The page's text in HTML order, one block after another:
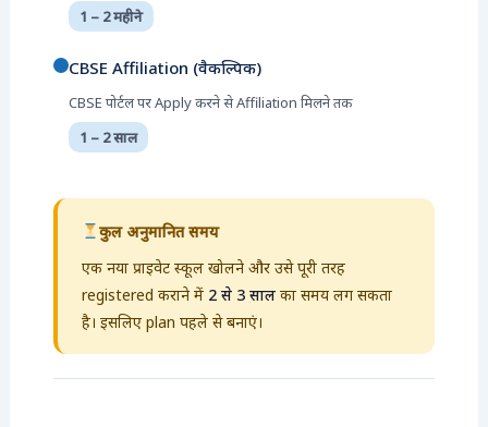
1 – 2 महीने
CBSE Affiliation (वैकल्पिक)
CBSE पोर्टल पर Apply करने से Affiliation मिलने तक
1 – 2 साल
कुल अनुमानित समय
एक नया प्राइवेट स्कूल खोलने और उसे पूरी तरह
registered कराने में 2 से 3 साल का समय लग सकता
है। इसलिए plan पहले से बनाएं।